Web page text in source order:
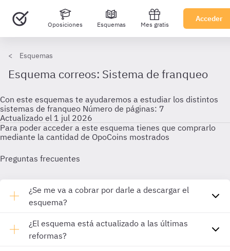
Oposiciones Esquemas Mes gratis
Acceder
Esquemas
Esquema correos: Sistema de franqueo
Con este esquemas te ayudaremos a estudiar los distintos
sistemas de franqueo Número de páginas: 7
Actualizado el 1 jul 2026
Para poder acceder a este esquema tienes que comprarlo
mediante la cantidad de OpoCoins mostrados
Preguntas frecuentes
¿Se me va a cobrar por darle a descargar el
esquema?
¿El esquema está actualizado a las últimas
reformas?